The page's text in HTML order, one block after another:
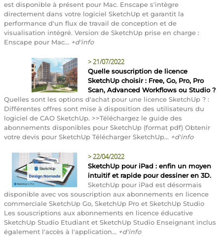
est disponible à présent pour Mac. Enscape s'intègre
directement dans votre logiciel SketchUp et garantit la
performance d'un flux de travail de conception et de
visualisation intégré. Version de SketchUp prise en charge :
Enscape pour Mac... +d'info
>21/07/2022
Quelle souscription de licence
SketchUp choisir : Free, Go, Pro, Pro
Scan, Advanced Workflows ou Studio ?
Quelles sont les options d'achat pour une licence SketchUp ? :
Différentes offres sont mise à disposition des utilisateurs du
logiciel de CAO SketchUp. >>Téléchargez le guide des
abonnements disponibles pour SketchUp (format pdf) Obtenir
votre devis pour SketchUp Télécharger SketchUp... +d'info
>22/04/2022
SketchUp pour iPad : enfin un moyen
intuitif et rapide pour dessiner en 3D.
SketchUp pour iPad est désormais
disponible avec vos souscription aux abonnements en licence
commerciale SketchUp Go, SketchUp Pro et SketchUp Studio
Les souscriptions aux abonnements en licence éducative
SketchUp Studio Etudiant et SketchUp Studio Enseignant inclus
également l'accès à l'application... +d'info